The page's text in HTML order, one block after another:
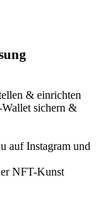
& einrichten
sichern &
auf Instagram und
NFT-Kunst